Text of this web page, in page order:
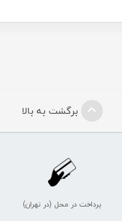
برگشت به بالا
پرداخت در محل (در تهران)